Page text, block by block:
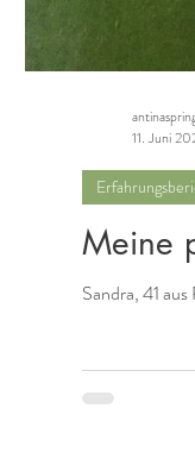
Meine
Sandra, 41
11. Juni